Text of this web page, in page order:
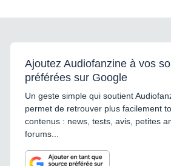
Ajoutez Audiofanzine à vos
préférées sur Google
Un geste simple qui soutient
permet de retrouver plus facilement
contenus : news, tests, avis, petites
forums...